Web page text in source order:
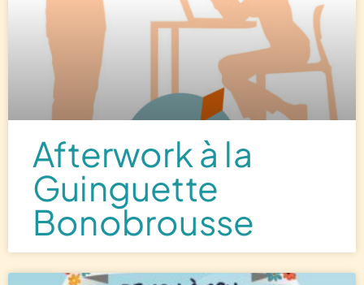
Afterwork à la
Guinguette
Bonobrousse